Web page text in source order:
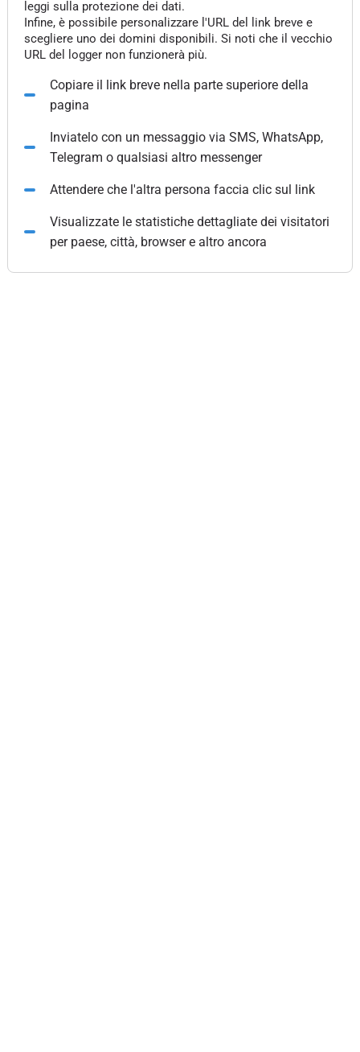
leggi sulla protezione dei dati.
Infine, è possibile personalizzare l'URL del link breve e
scegliere uno dei domini disponibili. Si noti che il vecchio
URL del logger non funzionerà più.
Copiare il link breve nella parte superiore della
pagina
Inviatelo con un messaggio via SMS, WhatsApp,
Telegram o qualsiasi altro messenger
Attendere che l'altra persona faccia clic sul link
Visualizzate le statistiche dettagliate dei visitatori
per paese, città, browser e altro ancora